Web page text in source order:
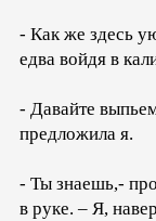
- Как же здесь
едва войдя в
- Давайте
предложила я.
- Ты знаешь,-
в руке. – Я,